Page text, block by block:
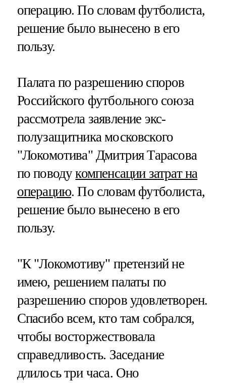
операцию. По словам футболиста,
решение было вынесено в его
пользу.
Палата по разрешению споров
Российского футбольного союза
рассмотрела заявление экс-
полузащитника московского
"Локомотива" Дмитрия Тарасова
по поводукомпенсации затрат на
операцию. По словам футболиста,
решение было вынесено в его
пользу.
"К "Локомотиву" претензий не
имею, решением палаты по
разрешению споров удовлетворен.
Спасибо всем, кто там собрался,
чтобы восторжествовала
справедливость. Заседание
длилось три часа. Оно